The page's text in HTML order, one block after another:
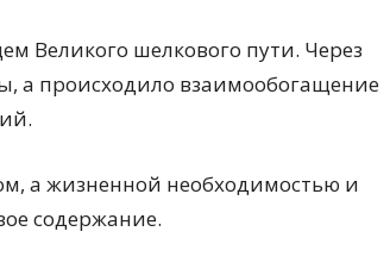
Великого шелкового пути. Через
а происходило взаимообогащение
а жизненной необходимостью и
содержание.